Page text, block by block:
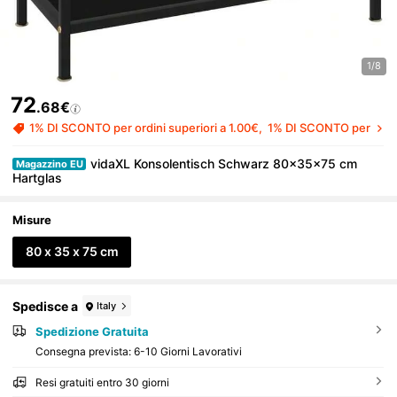
1/8
72.68€
1% DI SCONTO per ordini superiori a 1.00€ 1% DI SCONTO per
Magazzino EU
vidaXL Konsolentisch Schwarz 80x35x75 cm
Hartglas
Misure
80 x 35 x 75 cm
Spedisce a Italy
Spedizione Gratuita
Consegna prevista: 6-10 Giorni Lavorativi
Resi gratuiti entro 30 giorni